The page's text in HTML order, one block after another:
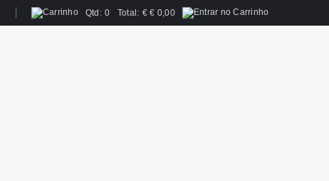
Qtd: 0 Total: €€ 0,00